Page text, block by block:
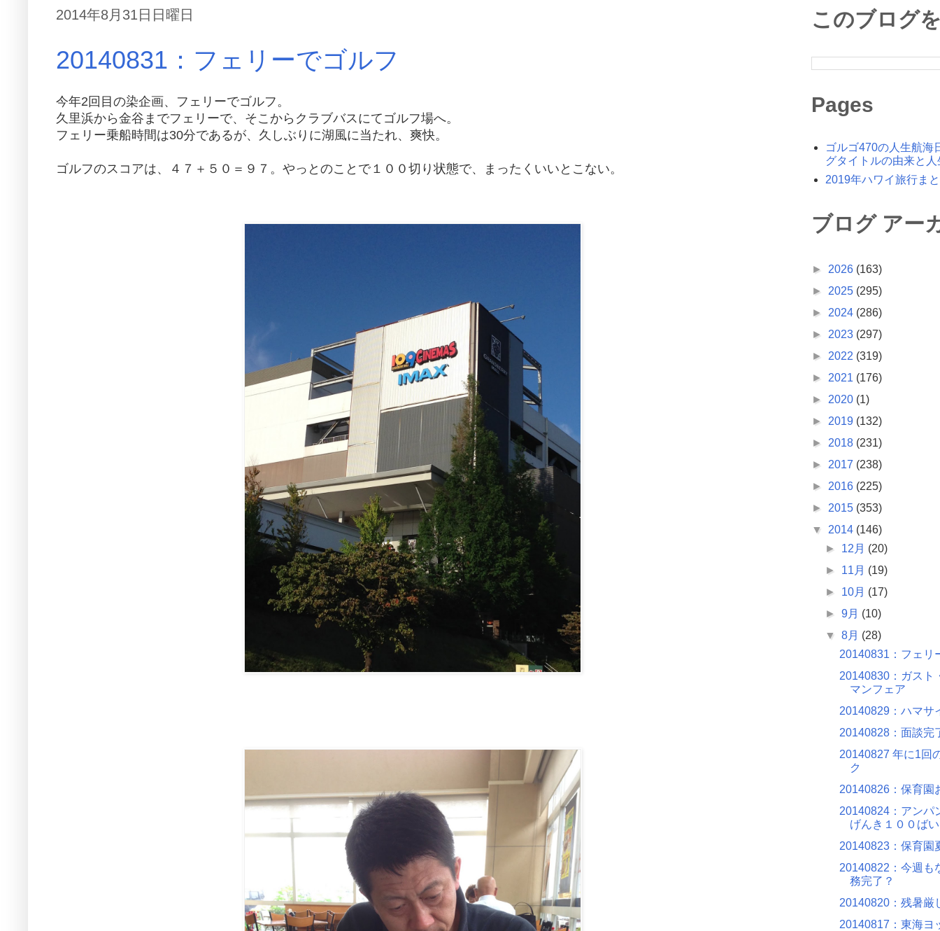
2014年8月31日日曜日
20140831：フェリーでゴルフ
今年2回目の染企画、フェリーでゴルフ。
久里浜から金谷までフェリーで、そこからクラブバスにてゴルフ場へ。
フェリー乗船時間は30分であるが、久しぶりに湖風に当たれ、爽快。
ゴルフのスコアは、４７＋５０＝９７。やっとのことで１００切り状態で、まったくいいとこない。
このブログ
Pages
ゴルゴ470の人生航海
グタイトルの由来と
2019年ハワイ旅行ま
ブログ アー
► 2026 (163)
► 2025 (295)
► 2024 (286)
► 2023 (297)
► 2022 (319)
► 2021 (176)
► 2020 (1)
► 2019 (132)
► 2018 (231)
► 2017 (238)
► 2016 (225)
► 2015 (353)
▼ 2014 (146)
► 12月 (20)
► 11月 (19)
► 10月 (17)
►9月 (10)
▼8月 (28)
20140831：フェリ
20140830：ガスト
マンフェア
20140829：ハマサ
20140828：面談完
20140827 年に1回
ク
20140826：保育園
20140824：アンパ
げんき１００ばい
20140823：保育園
20140822：今週も
務完了？
20140820：残暑厳
20140817：東海ヨ